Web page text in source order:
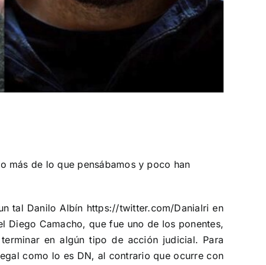
más de lo que pensábamos y poco han
tal Danilo Albín https://twitter.com/Danialri en
Camacho, que fue uno de los ponentes,
en algún tipo de acción judicial. Para
como lo es DN, al contrario que ocurre con